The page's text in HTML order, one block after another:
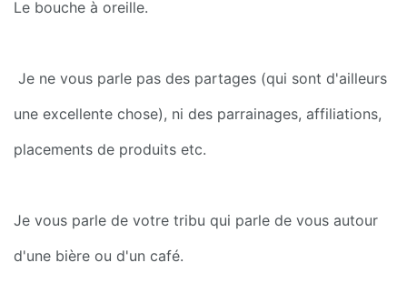
Le bouche à oreille.
une excellente chose), ni des parrainages, affiliations,
placements de produits etc.
Je vous parle de votre tribu qui parle de vous autour
d'une bière ou d'un café.